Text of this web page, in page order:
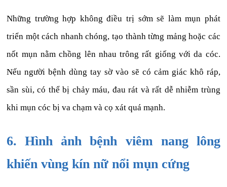
Những trường hợp không điều trị sớm sẽ làm mụn phát
triển một cách nhanh chóng, tạo thành từng mảng hoặc các
nốt mụn nằm chồng lên nhau trông rất giống với da cóc.
Nếu người bệnh dùng tay sờ vào sẽ có cảm giác khô ráp,
sần sùi, có thể bị chảy máu, đau rát và rất dễ nhiễm trùng
khi mụn cóc bị va chạm và cọ xát quá mạnh.
6. Hình ảnh bệnh viêm nang lông
khiến vùng kín nữ nổi mụn cứng